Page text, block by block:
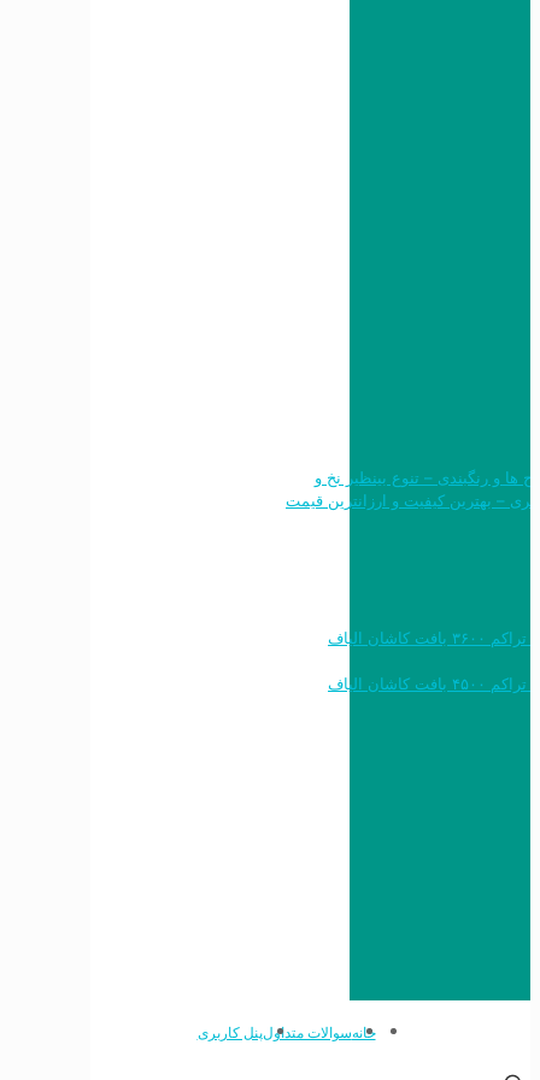
طرح ها و رنگبندی – تنوع بینظیر نخ و
خرید به قیمت فرش ماشینی ۱۲۰۰ شانه تراکم ۳۶۰۰ بافت کاشان الیاف
خرید به قیمت فرش ماشینی ۱۵۰۰ شانه تراکم ۴۵۰۰ بافت کاشان الیاف
خانهسوالات متداولپنل کاربری